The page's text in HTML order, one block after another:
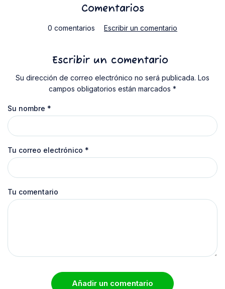
Comentarios
0 comentarios Escribir un comentario
Escribir un comentario
Su dirección de correo electrónico no será publicada. Los
campos obligatorios están marcados *
Su nombre *
Tu correo electrónico *
Tu comentario
Añadir un comentario